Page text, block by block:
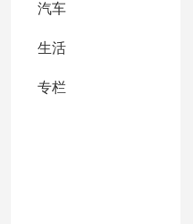
汽车
生活
专栏